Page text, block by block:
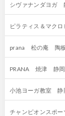
シヴァナンダヨガ
ピラティス＆マク
prana 松の庵 陶
PRANA 焼津 静岡
小池ヨーガ教室 静
チャンピオンスポ